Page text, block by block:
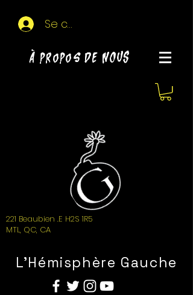
Se connecter
À propos de NOUS
221 Beaubien .E H2S 1R5
MTL, QC, CA
L'Hémisphère Gauche